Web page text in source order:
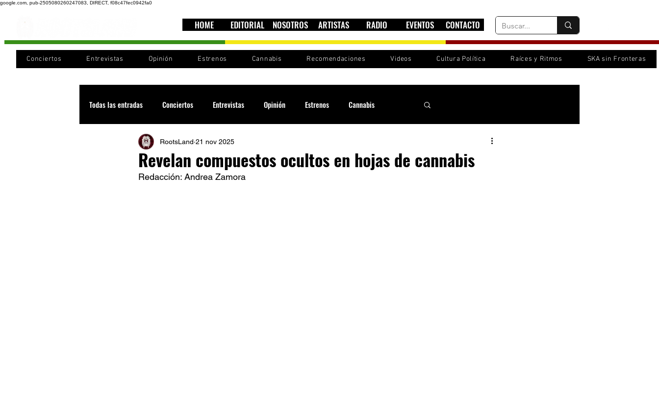
google.com, pub-2505080260247083, DIRECT, f08c47fec0942fa0
HOME EDITORIAL NOSOTROS ARTISTAS RADIO EVENTOS CONTACTO
Conciertos Entrevistas Opinión Estrenos Cannabis Recomendaciones Videos Cultura Política Raíces y Ritmos SKA sin Fronteras
Todas las entradas Conciertos Entrevistas Opinión Estrenos Cannabis
Recomendaciones Videos Cultura política
Cultura Cobertura Sound System
Revelan compuestos ocultos en hojas de cannabis
RootsLand 21 nov 2025
Redacción: Andrea Zamora